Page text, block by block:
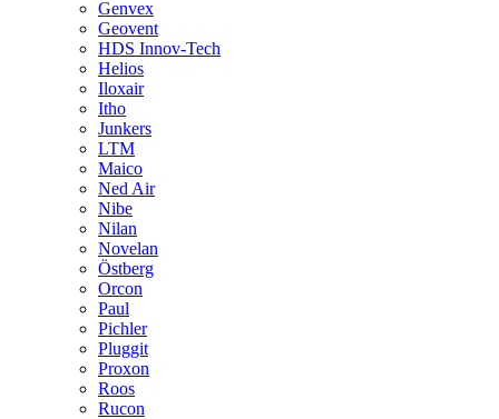
Genvex
Geovent
HDS Innov-Tech
Helios
Iloxair
Itho
Junkers
LTM
Maico
Ned Air
Nibe
Nilan
Novelan
Östberg
Orcon
Paul
Pichler
Pluggit
Proxon
Roos
Rucon